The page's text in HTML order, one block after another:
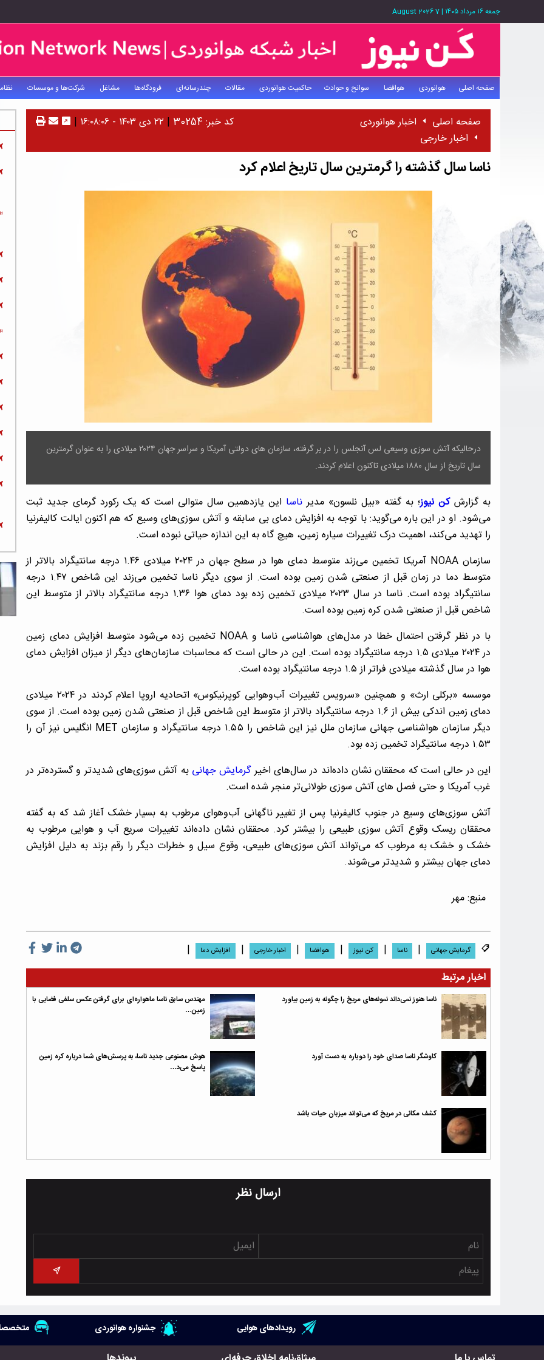
جمعه ۱۶ مرداد ۱۴۰۵ |
7 August 2026
صفحه اصلی هوانوردی هوافضا سوانح و حوادث حاکمیت هوانوردی مقالات چندرسانه‌ای فرودگاه‌ها مشاغل شرکت‌ها و موسسات
صفحه اصلی
اخبار هوانوردی
اخبار خارجی
کد خبر: 30254 | ۲۲ دی ۱۴۰۳ - ۱۶:۰۸:۰۶ |
ناسا سال گذشته را گرمترین سال تاریخ اعلام کرد
درحالیکه آتش سوزی وسیعی لس آنجلس را در بر گرفته، سازمان های دولتی آمریکا و سراسر جهان ۲۰۲۴ میلادی را به عنوان گرمترین
سال تاریخ از سال ۱۸۸۰ میلادی تاکنون اعلام کردند.
به گزارشکن نیوز؛ به گفته «بیل نلسون» مدیرناسا این یازدهمین سال متوالی است که یک رکورد گرمای جدید ثبت
می‌شود. او در این باره می‌گوید: با توجه به افزایش دمای بی سابقه و آتش سوزی‌های وسیع که هم اکنون ایالت کالیفرنیا
را تهدید می‌کند، اهمیت درک تغییرات سیاره زمین، هیچ گاه به این اندازه حیاتی نبوده است.
سازمان NOAA آمریکا تخمین می‌زند متوسط دمای هوا در سطح جهان در ۲۰۲۴ میلادی ۱.۴۶ درجه سانتیگراد بالاتر از
متوسط دما در زمان قبل از صنعتی شدن زمین بوده است. از سوی دیگر ناسا تخمین می‌زند این شاخص ۱.۴۷ درجه
سانتیگراد بوده است. ناسا در سال ۲۰۲۳ میلادی تخمین زده بود دمای هوا ۱.۳۶ درجه سانتیگراد بالاتر از متوسط این
شاخص قبل از صنعتی شدن کره زمین بوده است.
با در نظر گرفتن احتمال خطا در مدل‌های هواشناسی ناسا و NOAA تخمین زده می‌شود متوسط افزایش دمای زمین
در ۲۰۲۴ میلادی ۱.۵ درجه سانتیگراد بوده است. این در حالی است که محاسبات سازمان‌های دیگر از میزان افزایش دمای
هوا در سال گذشته میلادی فراتر از ۱.۵ درجه سانتیگراد بوده است.
موسسه «برکلی ارث» و همچنین «سرویس تغییرات آب‌وهوایی کوپرنیکوس» اتحادیه اروپا اعلام کردند در ۲۰۲۴ میلادی
دمای زمین اندکی بیش از ۱.۶ درجه سانتیگراد بالاتر از متوسط این شاخص قبل از صنعتی شدن زمین بوده است. از سوی
دیگر سازمان هواشناسی جهانی سازمان ملل نیز این شاخص را ۱.۵۵ درجه سانتیگراد و سازمان MET انگلیس نیز آن را
۱.۵۳ درجه سانتیگراد تخمین زده بود.
این در حالی است که محققان نشان داده‌اند در سال‌های اخیرگرمایش جهانی به آتش سوزی‌های شدیدتر و گسترده‌تر در
غرب آمریکا و حتی فصل های آتش سوزی طولانی‌تر منجر شده است.
آتش سوزی‌های وسیع در جنوب کالیفرنیا پس از تغییر ناگهانی آب‌وهوای مرطوب به بسیار خشک آغاز شد که به گفته
محققان ریسک وقوع آتش سوزی طبیعی را بیشتر کرد. محققان نشان داده‌اند تغییرات سریع آب و هوایی مرطوب به
خشک و خشک به مرطوب که می‌تواند آتش سوزی‌های طبیعی، وقوع سیل و خطرات دیگر را رقم بزند به دلیل افزایش
دمای جهان بیشتر و شدیدتر می‌شوند.
منبع:مهر
گرمایش جهانی | ناسا | کن نیوز | هوافضا | اخبار خارجی | افزایش دما
|
اخبار مرتبط
ناسا هنوز نمی‌داند نمونه‌های مریخ را چگونه به زمین بیاورد
مهندس سابق ناسا ماهواره‌ای برای گرفتن عکس سلفی فضایی با
زمین…
کاوشگر ناسا صدای خود را دوباره به دست آورد
هوش مصنوعی جدید ناسا، به پرسش‌های شما درباره کره زمین
پاسخ می‌د…
کشف مکانی در مریخ که می‌تواند میزبان حیات باشد
ارسال نظر
رویدادهای هوایی جشنواره هوانوردی